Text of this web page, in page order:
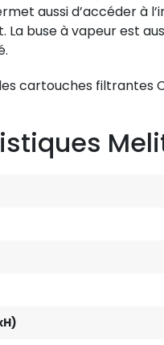
aussi d’accéder à
La buse à vapeur est
cartouches filtrantes